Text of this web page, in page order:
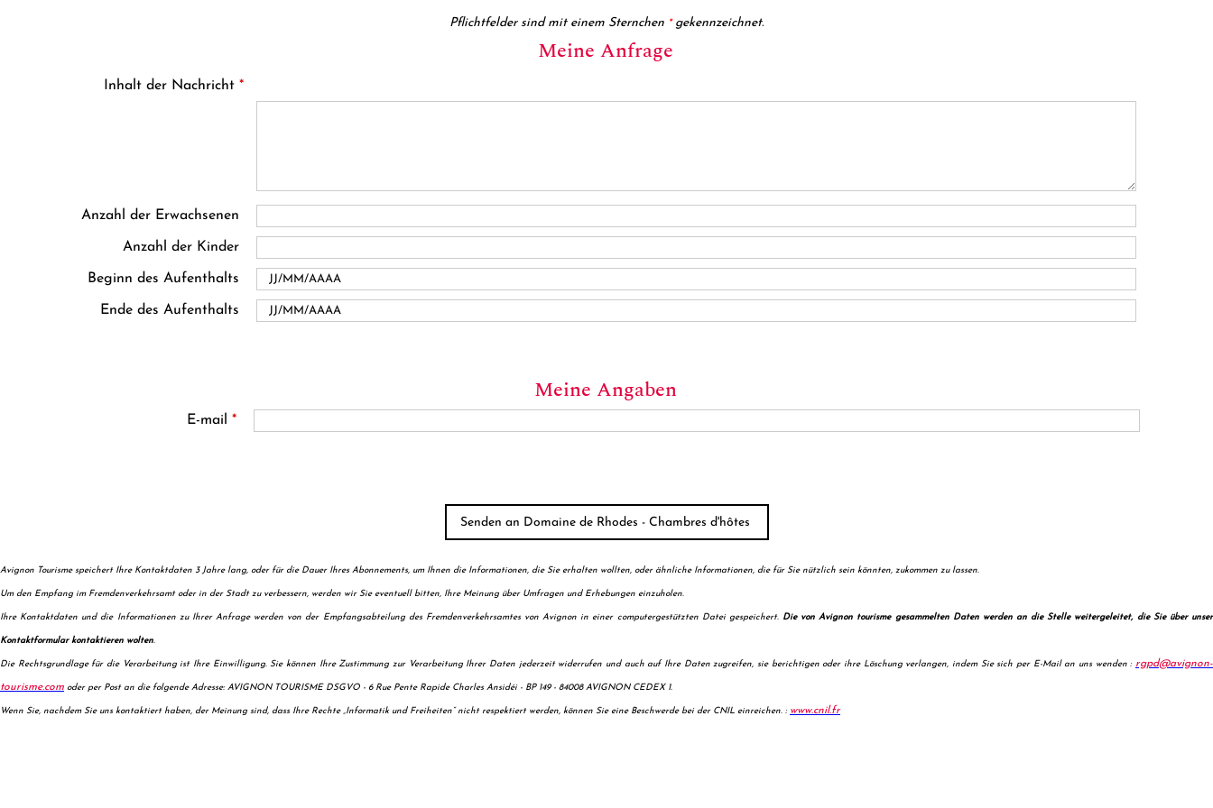
Pflichtfelder sind mit einem Sternchen * gekennzeichnet.
Meine Anfrage
Inhalt der Nachricht*
Anzahl der Erwachsenen
Anzahl der Kinder
Beginn des Aufenthalts
Ende des Aufenthalts
Meine Angaben
E-mail*
Avignon Tourisme speichert Ihre Kontaktdaten 3 Jahre lang, oder für die Dauer Ihres Abonnements, um Ihnen die Informationen, die Sie erhalten wollten, oder ähnliche Informationen, die für Sie nützlich sein könnten, zukommen zu lassen.
Um den Empfang im Fremdenverkehrsamt oder in der Stadt zu verbessern, werden wir Sie eventuell bitten, Ihre Meinung über Umfragen und Erhebungen einzuholen.
Ihre Kontaktdaten und die Informationen zu Ihrer Anfrage werden von der Empfangsabteilung des Fremdenverkehrsamtes von Avignon in einer computergestützten Datei gespeichert. Die von Avignon tourisme gesammelten Daten werden an die Stelle weitergeleitet, die Sie über unser
Kontaktformular kontaktieren wolten.
Die Rechtsgrundlage für die Verarbeitung ist Ihre Einwilligung. Sie können Ihre Zustimmung zur Verarbeitung Ihrer Daten jederzeit widerrufen und auch auf Ihre Daten zugreifen, sie berichtigen oder ihre Löschung verlangen, indem Sie sich per E-Mail an uns wenden : rgpd@avignon-
tourisme.com oder per Post an die folgende Adresse: AVIGNON TOURISME DSGVO - 6 Rue Pente Rapide Charles Ansidéi - BP 149 - 84008 AVIGNON CEDEX 1.
Wenn Sie, nachdem Sie uns kontaktiert haben, der Meinung sind, dass Ihre Rechte „Informatik und Freiheiten“ nicht respektiert werden, können Sie eine Beschwerde bei der CNIL einreichen. : www.cnil.fr